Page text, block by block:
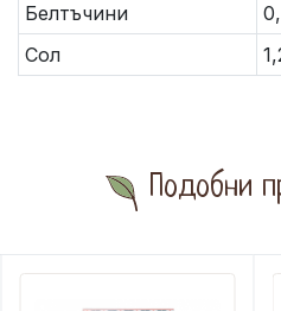
Белтъчини
Сол
Подобни